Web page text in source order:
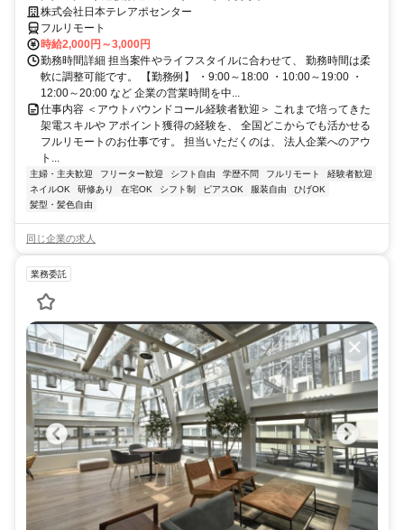
株式会社日本テレアポセンター
フルリモート
時給2,000円～3,000円
勤務時間詳細 担当案件やライフスタイルに合わせて、 勤務時間は柔
軟に調整可能です。 【勤務例】 ・9:00～18:00 ・10:00～19:00 ・
12:00～20:00 など 企業の営業時間を中...
仕事内容 ＜アウトバウンドコール経験者歓迎＞ これまで培ってきた
架電スキルや アポイント獲得の経験を、 全国どこからでも活かせる
フルリモートのお仕事です。 担当いただくのは、 法人企業へのアウ
ト...
主婦・主夫歓迎 フリーター歓迎 シフト自由 学歴不問 フルリモート
経験者歓迎
ネイルOK
研修あり 在宅OK シフト制 ピアスOK 服装自由
ひげOK
髪型・髪色自由
同じ企業の求人
業務委託